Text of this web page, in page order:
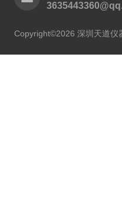
Copyright©2026 深圳天道